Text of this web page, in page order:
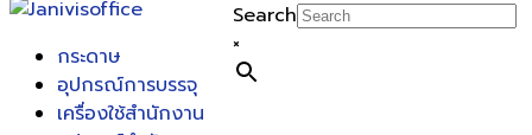
Search
×
กระดาษ
อุปกรณ์การบรรจุ
เครื่องใช้สำนักงาน